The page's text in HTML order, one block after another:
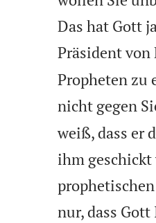
Das hat Gott
Präsident
Propheten zu
nicht gegen
weiß, dass er
ihm geschickt
nur, dass